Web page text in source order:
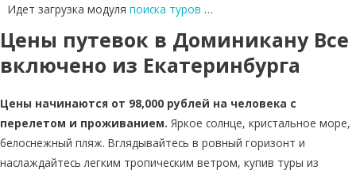
Идет загрузка модуля поиска туров …
Цены путевок в Доминикану Все
включено из Екатеринбурга
Цены начинаются от 98,000 рублей на человека с
перелетом и проживанием. Яркое солнце, кристальное море,
белоснежный пляж. Вглядывайтесь в ровный горизонт и
наслаждайтесь легким тропическим ветром, купив туры из